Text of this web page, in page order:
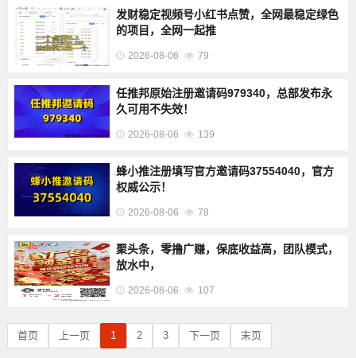
发财稳定视频号小红书点赞，全网最稳定绿色
的项目，全网一起推
2026-08-06 79
任推邦原始注册邀请码979340，总部发布永
久可用不失效！
2026-08-06 139
蜂小推注册填写官方邀请码37554040，官方
权威公示！
2026-08-06 78
聚头条，零撸广赚，保底收益高，团队模式，
放水中，
2026-08-06 107
首页 上一页 1 2 3 下一页 末页